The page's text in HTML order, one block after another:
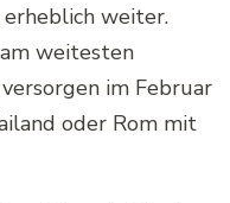
weiter.
weitesten
im Februar
oder Rom mit